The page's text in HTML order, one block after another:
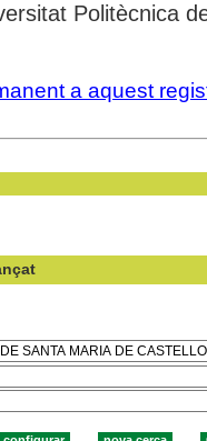
Politècnica
a aquest